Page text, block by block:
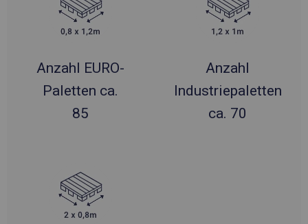
Anzahl EURO-
Paletten ca.
85
Anzahl
Industriepaletten
ca. 70